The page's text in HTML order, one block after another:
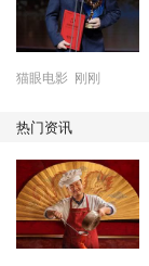
猫眼电影 刚刚
热门资讯